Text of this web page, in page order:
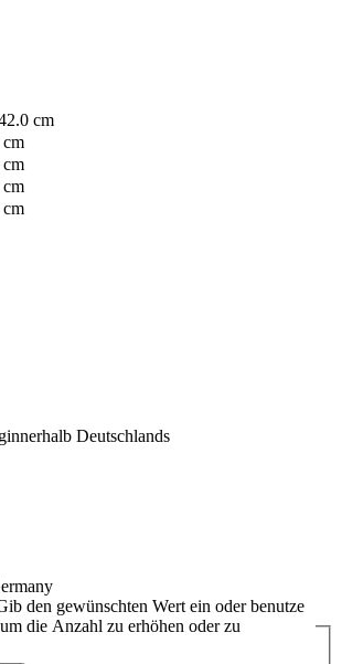
cm
Deutschlands
den gewünschten Wert ein oder benutze
die Anzahl zu erhöhen oder zu